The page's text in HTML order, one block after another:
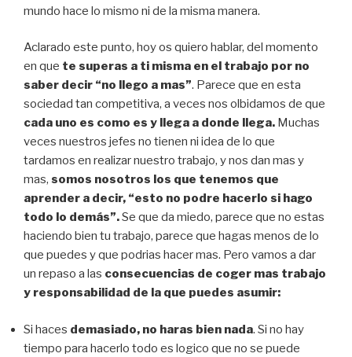
mundo hace lo mismo ni de la misma manera.
Aclarado este punto, hoy os quiero hablar, del momento
en que te superas a ti misma en el trabajo por no
saber decir “no llego a mas”. Parece que en esta
sociedad tan competitiva, a veces nos olbidamos de que
cada uno es como es y llega a donde llega. Muchas
veces nuestros jefes no tienen ni idea de lo que
tardamos en realizar nuestro trabajo, y nos dan mas y
mas, somos nosotros los que tenemos que
aprender a decir, “esto no podre hacerlo si hago
todo lo demás”.Se que da miedo, parece que no estas
haciendo bien tu trabajo, parece que hagas menos de lo
que puedes y que podrias hacer mas. Pero vamos a dar
un repaso a las consecuencias de coger mas trabajo
y responsabilidad de la que puedes asumir:
Si haces demasiado, no haras bien nada. Si no hay
tiempo para hacerlo todo es logico que no se puede